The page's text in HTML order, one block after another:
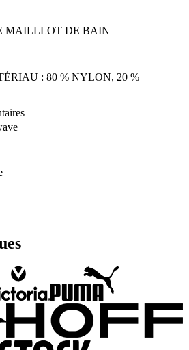
MAILLLOT DE BAIN
: 80 % NYLON, 20 %